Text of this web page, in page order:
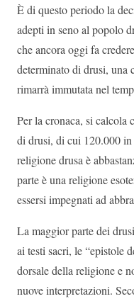
È di questo periodo la
adepti in seno al popolo
che ancora oggi fa
determinato di drusi, una
rimarrà immutata nel
Per la cronaca, si calcola
di drusi, di cui 120.000 in
religione drusa è
parte è una religione
essersi impegnati ad
La maggior parte dei
ai testi sacri, le “epistole
dorsale della religione e
nuove interpretazioni.